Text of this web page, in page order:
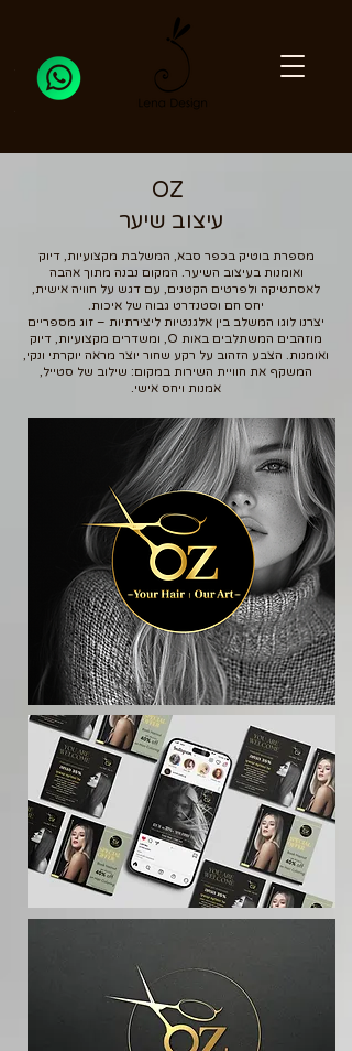
OZ
עיצוב שיער
מספרת בוטיק בכפר סבא, המשלבת מקצועיות, דיוק
ואומנות בעיצוב השיער. המקום נבנה מתוך אהבה
לאסתטיקה ולפרטים הקטנים, עם דגש על חוויה אישית,
יחס חם וסטנדרט גבוה של איכות.
יצרנו לוגו המשלב בין אלגנטיות ליצירתיות – זוג מספריים
מוזהבים המשתלבים באות O, ומשדרים מקצועיות, דיוק
ואומנות. הצבע הזהוב על רקע שחור יוצר מראה יוקרתי ונקי,
המשקף את חוויית השירות במקום: שילוב של סטייל,
אמנות ויחס אישי.